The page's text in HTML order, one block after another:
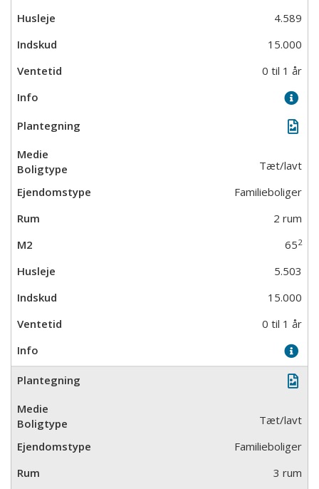
4.589
15.000
0 til 1 år
Tæt/lavt
Familieboliger
2 rum
652
5.503
15.000
0 til 1 år
Tæt/lavt
Familieboliger
3 rum